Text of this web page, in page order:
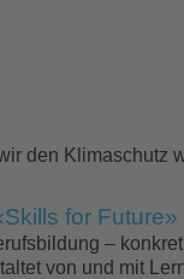
den Klimaschutz
for
–
von und mit